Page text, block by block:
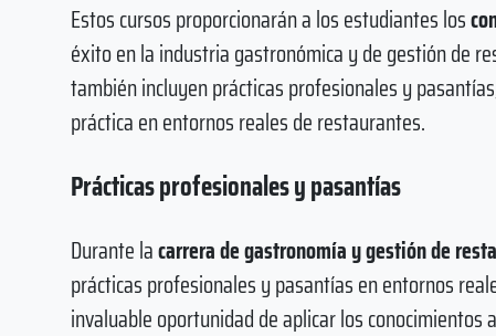
Estos cursos proporcionarán a los estudiantes los
éxito en la industria gastronómica y de gestión de
también incluyen prácticas profesionales y
práctica en entornos reales de restaurantes.
Prácticas profesionales y pasantías
Durante lacarrera de gastronomía y gestión de
prácticas profesionales y pasantías en entornos
invaluable oportunidad de aplicar los